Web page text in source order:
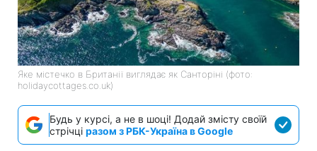
Яке містечко в Британії виглядає як Санторіні (фото:
holidaycottages.co.uk)
Будь у курсі, а не в шоці! Додай змісту своїй
стрічці разом з РБК-Україна в Google